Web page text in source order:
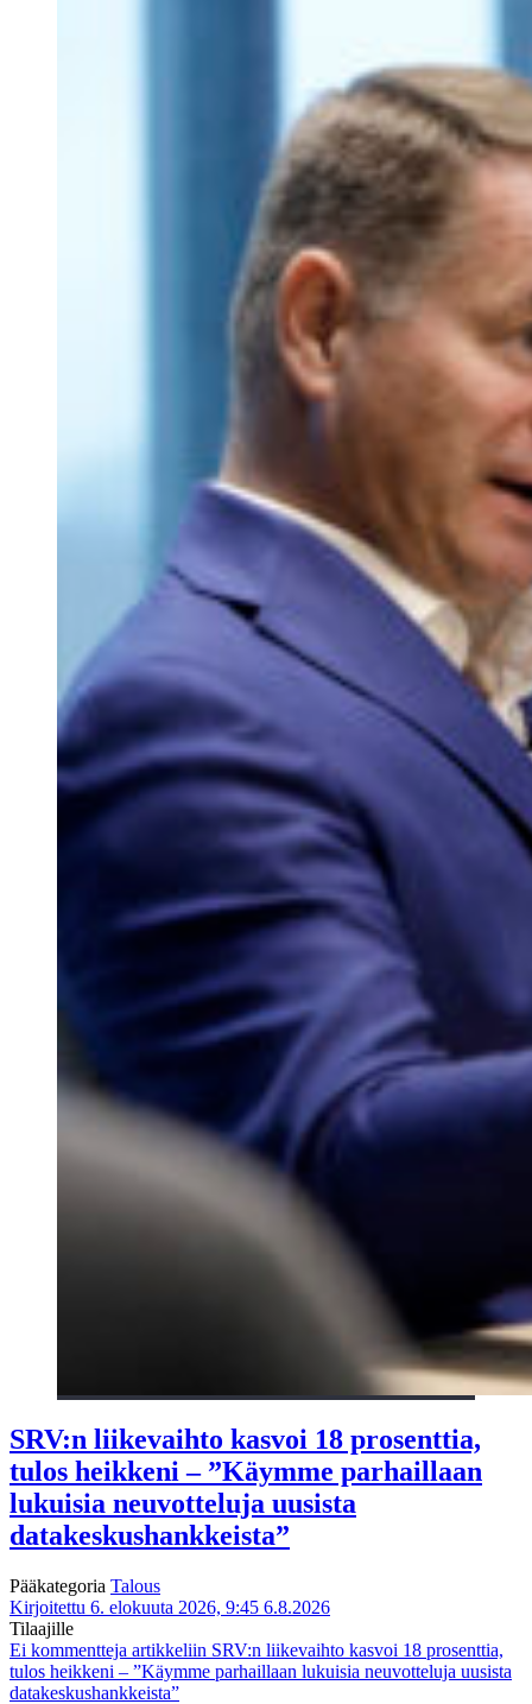
SRV:n liikevaihto kasvoi 18 prosenttia,
tulos heikkeni – ”Käymme parhaillaan
lukuisia neuvotteluja uusista
datakeskushankkeista”
Pääkategoria Talous
Kirjoitettu 6. elokuuta 2026, 9:45 6.8.2026
Tilaajille
Ei kommentteja artikkeliin SRV:n liikevaihto kasvoi 18 prosenttia,
tulos heikkeni – ”Käymme parhaillaan lukuisia neuvotteluja uusista
datakeskushankkeista”